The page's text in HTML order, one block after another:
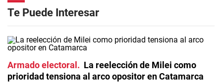
Te Puede Interesar
Armado electoral
La reelección de Milei como
prioridad tensiona al arco opositor en Catamarca